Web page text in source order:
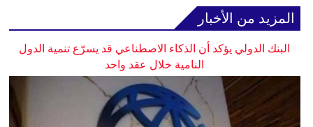
المزيد من الأخبار
البنك الدولي يؤكد أن الذكاء الاصطناعي قد يسرّع تنمية الدول
النامية خلال عقد واحد